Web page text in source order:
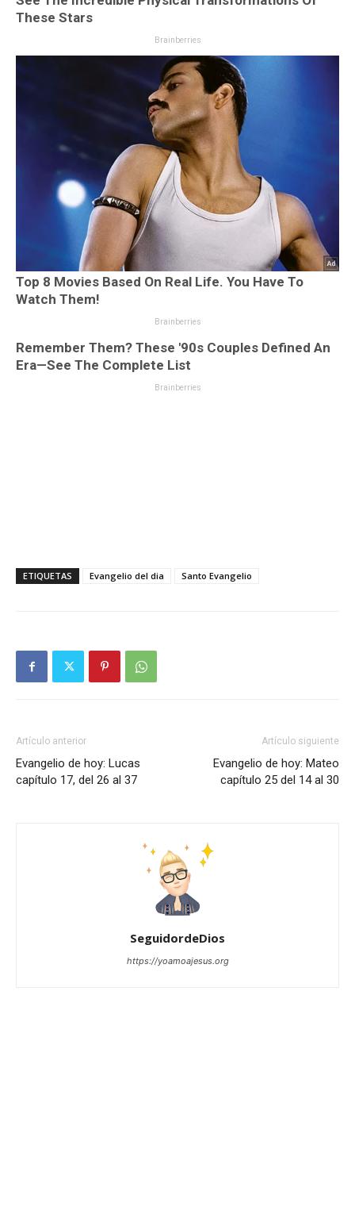
ETIQUETAS Evangelio del dia Santo Evangelio
Artículo anterior
Evangelio de hoy: Lucas
capítulo 17, del 26 al 37
Artículo siguiente
Evangelio de hoy: Mateo
capítulo 25 del 14 al 30
SeguidordeDios
https://yoamoajesus.org